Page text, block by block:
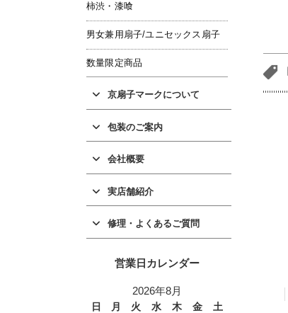
柿渋・漆喰
男女兼用扇子/ユニセックス扇子
数量限定商品
京扇子マークについて
包装のご案内
会社概要
実店舗紹介
修理・よくあるご質問
営業日カレンダー
2026年8月
日 月 火 水 木 金
土